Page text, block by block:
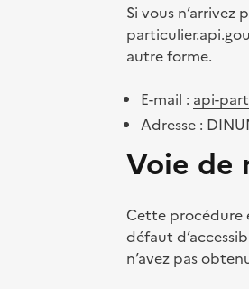
Si vous
autre forme.
E-mail : api-
Adresse :
Voie de
Cette procédure
défaut
n’avez pas